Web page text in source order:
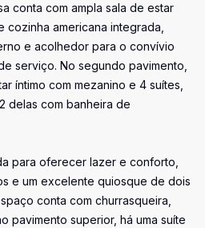
conta com ampla sala de estar
cozinha americana integrada,
e acolhedor para o convívio
serviço. No segundo pavimento,
íntimo com mezanino e 4 suítes,
delas com banheira de
para oferecer lazer e conforto,
e um excelente quiosque de dois
conta com churrasqueira,
pavimento superior, há uma suíte